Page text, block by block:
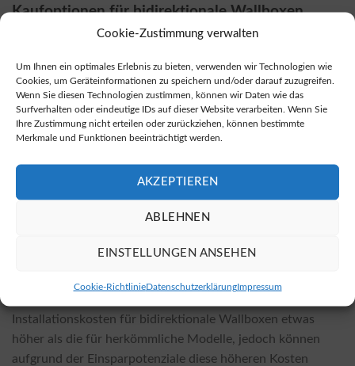
Cookie-Zustimmung verwalten
Um Ihnen ein optimales Erlebnis zu bieten, verwenden wir Technologien wie
Cookies, um Geräteinformationen zu speichern und/oder darauf zuzugreifen.
Wenn Sie diesen Technologien zustimmen, können wir Daten wie das
Surfverhalten oder eindeutige IDs auf dieser Website verarbeiten. Wenn Sie
Ihre Zustimmung nicht erteilen oder zurückziehen, können bestimmte
Merkmale und Funktionen beeinträchtigt werden.
AKZEPTIEREN
ABLEHNEN
EINSTELLUNGEN ANSEHEN
Cookie-RichtlinieDatenschutzerklärungImpressum
Kaufoptionen für bidirektionale Wallboxen
Bidirektionale Wallboxen sind nicht nur bei Fachhändlern
sie häufig zu günstigeren Preisen angeboten werden. Eine
weitere Möglichkeit, bidirektionale Wallboxen zu erwerben,
finden Sie unter diesem
Link
Die Kosten für die Installation einer bidirektionalen
Wallbox hängen von verschiedenen Faktoren ab,
einschließlich des ausgewählten Wallbox-Modells und den
Einflussfaktoren zählen beispielsweise die Komplexität der
Installationskosten für bidirektionale Wallboxen etwas
höher als die für herkömmliche Modelle, jedoch können
aufgrund der Einsparpotenziale diese höheren Kosten